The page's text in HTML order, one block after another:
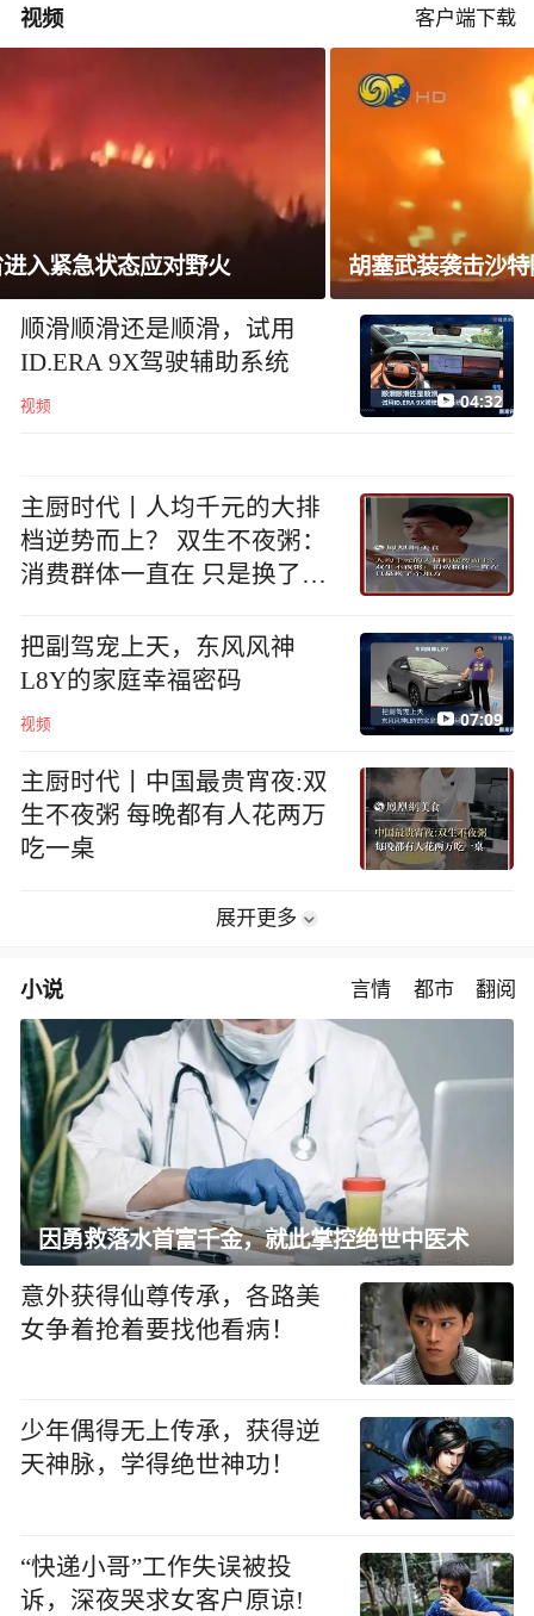
视频 客户端下载
胡塞武装袭击沙特阿美公司炼油厂
顺滑顺滑还是顺滑，试用
ID.ERA 9X驾驶辅助系统
视频 04:32
主厨时代丨人均千元的大排
档逆势而上？ 双生不夜粥：
消费群体一直在 只是换了个
把副驾宠上天，东风风神
L8Y的家庭幸福密码
视频 07:09
主厨时代丨中国最贵宵夜:双
生不夜粥 每晚都有人花两万
吃一桌
展开更多
小说 言情 都市 翻阅
因勇救落水首富千金，就此掌控绝世中医术
意外获得仙尊传承，各路美
女争着抢着要找他看病！
少年偶得无上传承，获得逆
天神脉，学得绝世神功！
“快递小哥”工作失误被投
诉，深夜哭求女客户原谅!